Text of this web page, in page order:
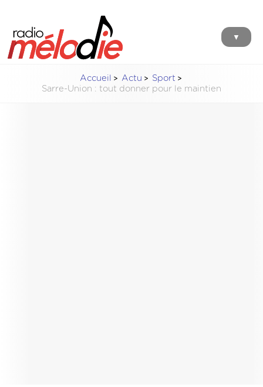
▼
Accueil Actu
Sport
Sarre-Union : tout donner pour le maintien